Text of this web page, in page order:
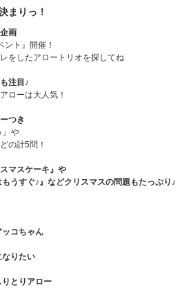
まりっ！
画
ント』開催！
をしたアロートリオを探してね
注目♪
ローは大人気！
つき
』や
の計5問！
マスケーキ』や
もうすぐ♪』などクリスマスの問題もたっぷり♪
ッコちゃん
なりたい
りとりアロー